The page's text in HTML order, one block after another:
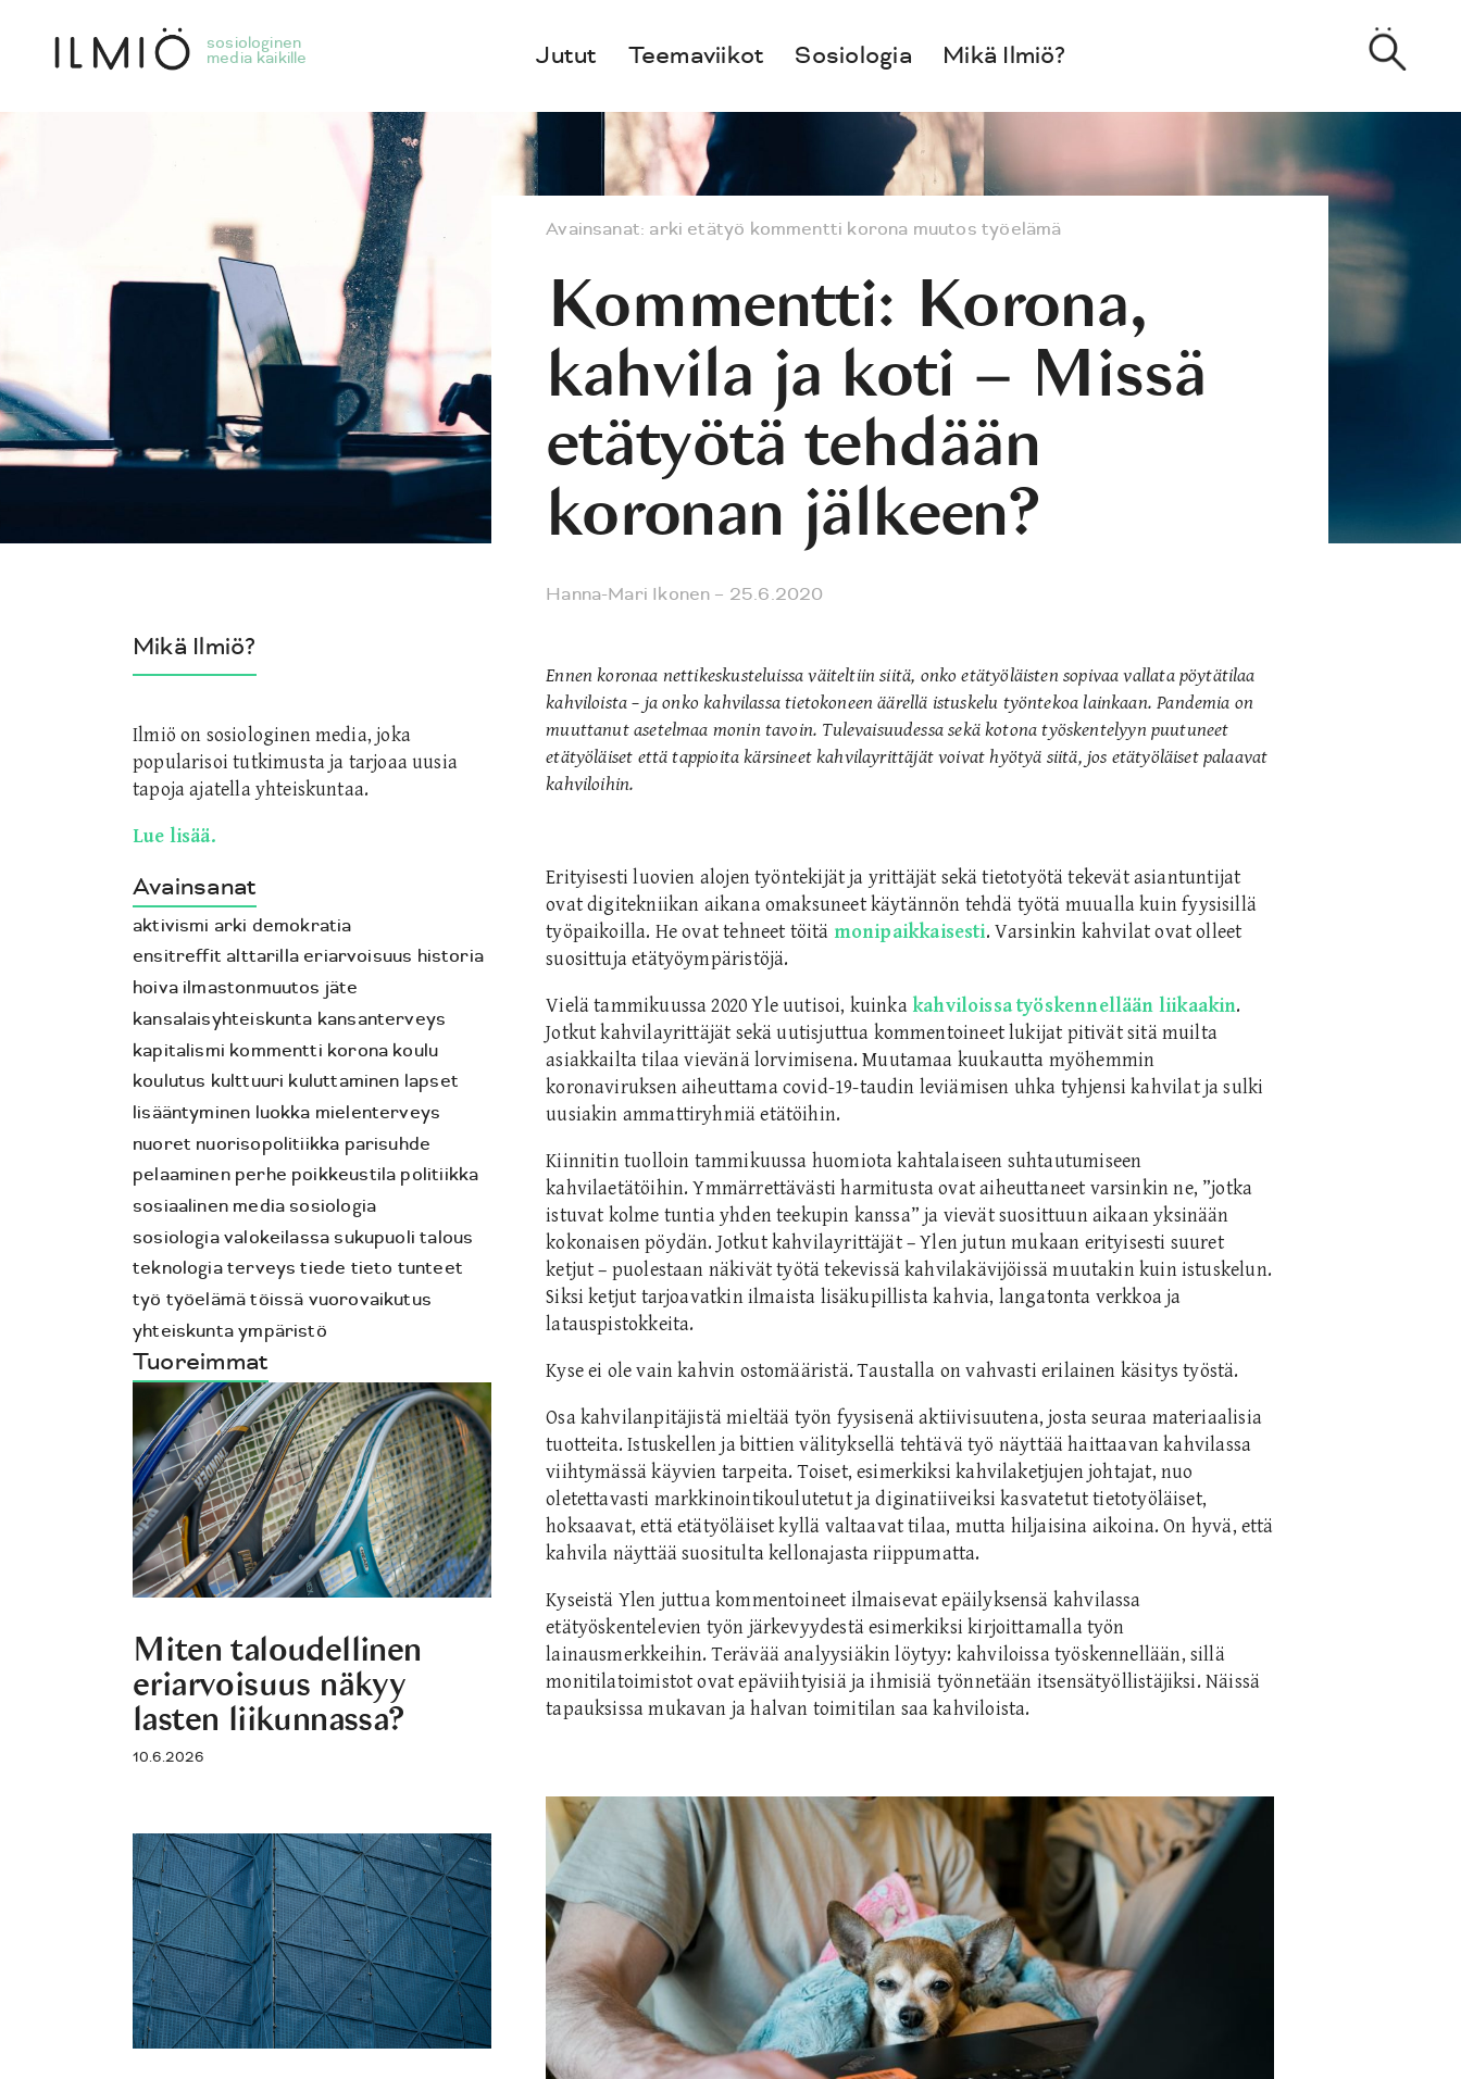
Jutut Teemaviikot Sosiologia Mikä Ilmiö?
Mikä Ilmiö?
Ilmiö on sosiologinen media, joka
popularisoi tutkimusta ja tarjoaa uusia
tapoja ajatella yhteiskuntaa.
Lue lisää.
Avainsanat
aktivismi arki demokratia
ensitreffit alttarilla eriarvoisuus historia
hoiva ilmastonmuutos jäte
kansalaisyhteiskunta kansanterveys
kapitalismi kommentti korona koulu
koulutus kulttuuri kuluttaminen lapset
lisääntyminen luokka mielenterveys
nuoret nuorisopolitiikka parisuhde
pelaaminen perhe poikkeustila politiikka
sosiaalinen media sosiologia
sosiologia valokeilassa sukupuoli talous
teknologiaterveys tiede tieto tunteet
työ työelämä töissä vuorovaikutus
yhteiskuntaympäristö
Tuoreimmat
Miten taloudellinen
eriarvoisuus näkyy
lasten liikunnassa?
10.6.2026
Avainsanat: arki etätyö kommentti korona muutos työelämä
Kommentti: Korona,
kahvila ja koti – Missä
etätyötä tehdään
koronan jälkeen?
Hanna-Mari Ikonen – 25.6.2020
Ennen koronaa nettikeskusteluissa väiteltiin siitä, onko etätyöläisten sopivaa vallata pöytätilaa
kahviloista – ja onko kahvilassa tietokoneen äärellä istuskelu työntekoa lainkaan. Pandemia on
muuttanut asetelmaa monin tavoin. Tulevaisuudessa sekä kotona työskentelyyn puutuneet
etätyöläiset että tappioita kärsineet kahvilayrittäjät voivat hyötyä siitä, jos etätyöläiset palaavat
kahviloihin.
Erityisesti luovien alojen työntekijät ja yrittäjät sekä tietotyötä tekevät asiantuntijat
ovat digitekniikan aikana omaksuneet käytännön tehdä työtä muualla kuin fyysisillä
työpaikoilla. He ovat tehneet töitä monipaikkaisesti. Varsinkin kahvilat ovat olleet
suosittuja etätyöympäristöjä.
Vielä tammikuussa 2020 Yle uutisoi, kuinka kahviloissa työskennellään liikaakin.
Jotkut kahvilayrittäjät sekä uutisjuttua kommentoineet lukijat pitivät sitä muilta
asiakkailta tilaa vievänä lorvimisena. Muutamaa kuukautta myöhemmin
koronaviruksen aiheuttama covid-19-taudin leviämisen uhka tyhjensi kahvilat ja sulki
uusiakin ammattiryhmiä etätöihin.
Kiinnitin tuolloin tammikuussa huomiota kahtalaiseen suhtautumiseen
kahvilaetätöihin. Ymmärrettävästi harmitusta ovat aiheuttaneet varsinkin ne, ”jotka
istuvat kolme tuntia yhden teekupin kanssa” ja vievät suosittuun aikaan yksinään
kokonaisen pöydän. Jotkut kahvilayrittäjät – Ylen jutun mukaan erityisesti suuret
ketjut – puolestaan näkivät työtä tekevissä kahvilakävijöissä muutakin kuin istuskelun.
Siksi ketjut tarjoavatkin ilmaista lisäkupillista kahvia, langatonta verkkoa ja
latauspistokkeita.
Kyse ei ole vain kahvin ostomääristä. Taustalla on vahvasti erilainen käsitys työstä.
Osa kahvilanpitäjistä mieltää työn fyysisenä aktiivisuutena, josta seuraa materiaalisia
tuotteita. Istuskellen ja bittien välityksellä tehtävä työ näyttää haittaavan kahvilassa
viihtymässä käyvien tarpeita. Toiset, esimerkiksi kahvilaketjujen johtajat, nuo
oletettavasti markkinointikoulutetut ja diginatiiveiksi kasvatetut tietotyöläiset,
hoksaavat, että etätyöläiset kyllä valtaavat tilaa, mutta hiljaisina aikoina. On hyvä, että
kahvila näyttää suositulta kellonajasta riippumatta.
Kyseistä Ylen juttua kommentoineet ilmaisevat epäilyksensä kahvilassa
etätyöskentelevien työn järkevyydestä esimerkiksi kirjoittamalla työn
lainausmerkkeihin. Terävää analyysiäkin löytyy: kahviloissa työskennellään, sillä
monitilatoimistot ovat epäviihtyisiä ja ihmisiä työnnetään itsensätyöllistäjiksi. Näissä
tapauksissa mukavan ja halvan toimitilan saa kahviloista.